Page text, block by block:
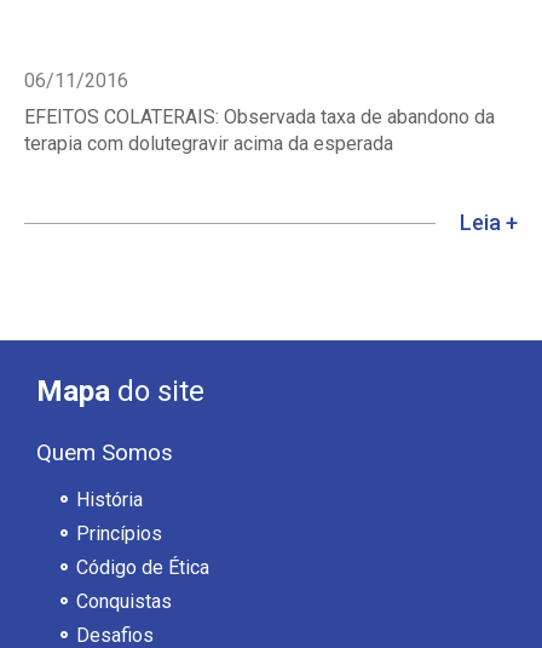
06/11/2016
EFEITOS COLATERAIS: Observada taxa de abandono da
terapia com dolutegravir acima da esperada
Leia +
Mapa do site
Quem Somos
História
Princípios
Código de Ética
Conquistas
Desafios